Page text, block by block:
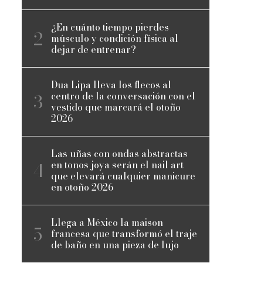
¿En cuánto tiempo pierdes
músculo y condición física al
dejar de entrenar?
Dua Lipa lleva los flecos al
centro de la conversación con el
vestido que marcará el otoño
2026
Las uñas con ondas abstractas
en tonos joya serán el nail art
que elevará cualquier manicure
en otoño 2026
Llega a México la maison
francesa que transformó el traje
de baño en una pieza de lujo